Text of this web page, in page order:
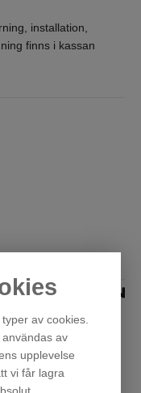
av cookies.
av
upplevelse
vi får lagra
installation,
finns i kassan